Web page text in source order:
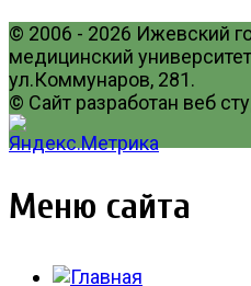
© 2006 - 2026 Ижевский
медицинский
ул.Коммунаров, 281.
© Сайт разработан веб
Меню сайта